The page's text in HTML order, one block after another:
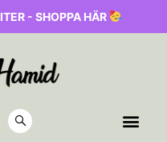
- SHOPPA HÄR